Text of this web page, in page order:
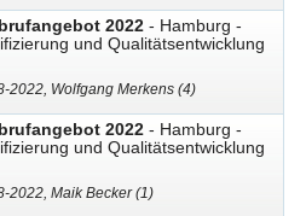
2022 - Hamburg -
und Qualitätsentwicklung
2022, Wolfgang Merkens (4)
2022 - Hamburg -
und Qualitätsentwicklung
2022, Maik Becker (1)